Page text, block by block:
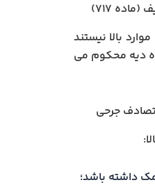
۷۱۷)
بالا نیستند
دیه محکوم می
جرحی
داشته باشد؛